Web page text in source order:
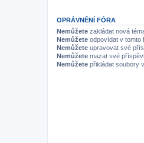
OPRÁVNĚNÍ FÓRA
Nemůžete zakládat nová
Nemůžete odpovídat v tomto
Nemůžete upravovat své
Nemůžete mazat své
Nemůžete přikládat soubory